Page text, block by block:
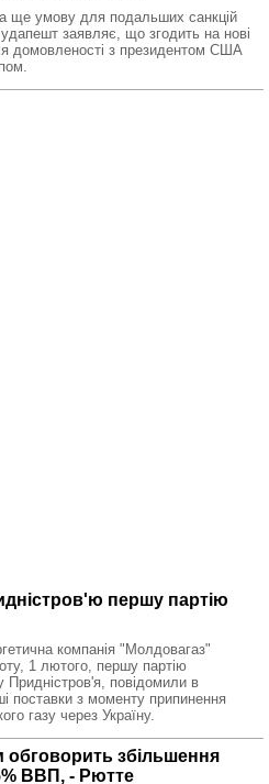
ще умову для подальших санкцій
заявляє, що згодить на нові
домовленості з президентом США
першу партію
компанія "Молдовагаз"
1 лютого, першу партію
Придністров'я, повідомили в
поставки з моменту припинення
газу через Україну.
збільшення
ВВП, - Рютте